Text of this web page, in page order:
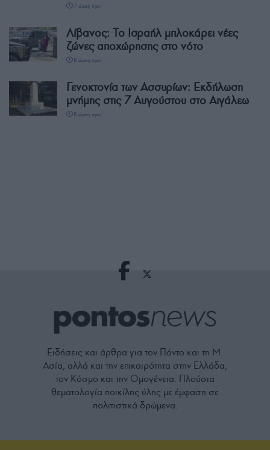
7 ώρες πριν
Λίβανος: Το Ισραήλ μπλοκάρει νέες
ζώνες αποχώρησης στο νότο
8 ώρες πριν
Γενοκτονία των Ασσυρίων: Εκδήλωση
μνήμης στις 7 Αυγούστου στο Αιγάλεω
8 ώρες πριν
Ειδήσεις και άρθρα για τον Πόντο και τη Μ.
Ασία, αλλά και την επικαιρότητα στην Ελλάδα,
τον Κόσμο και την Ομογένεια. Πλούσια
θεματολογία ποικίλης ύλης με έμφαση σε
πολιτιστικά δρώμενα.